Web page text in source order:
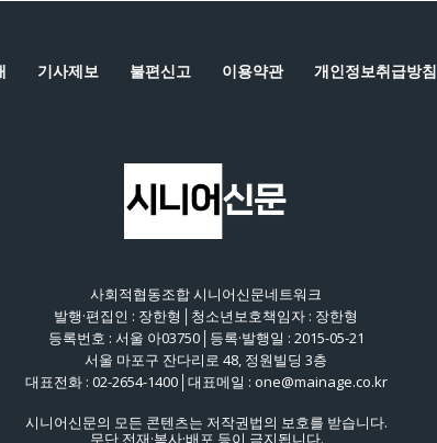
기사제보 불편신고 이용약관 개인정보취급방침
사회적협동조합 시니어신문네트워크
발행·편집인 : 장한형│청소년보호책임자 : 장한형
등록번호 : 서울 아03750│등록·발행일 : 2015-05-21
서울 마포구 잔다리로 48, 정원빌딩 3층
대표전화 : 02-2654-1400│대표메일 : one@mainage.co.kr
시니어신문의 모든 콘텐츠는 저작권법의 보호를 받습니다.
무단 전재·복사·배포 등이 금지됩니다.